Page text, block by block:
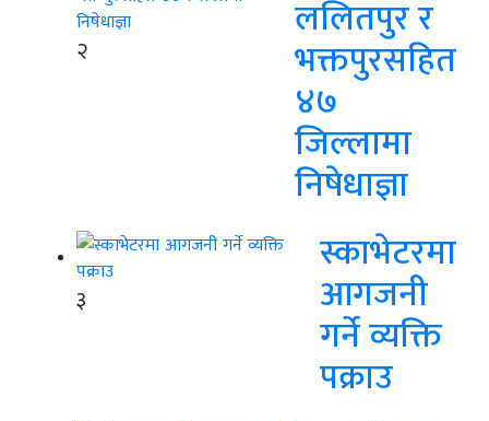
२
ललितपुर र
भक्तपुरसहित
४७
जिल्लामा
निषेधाज्ञा
३
स्काभेटरमा
आगजनी
गर्ने व्यक्ति
पक्राउ